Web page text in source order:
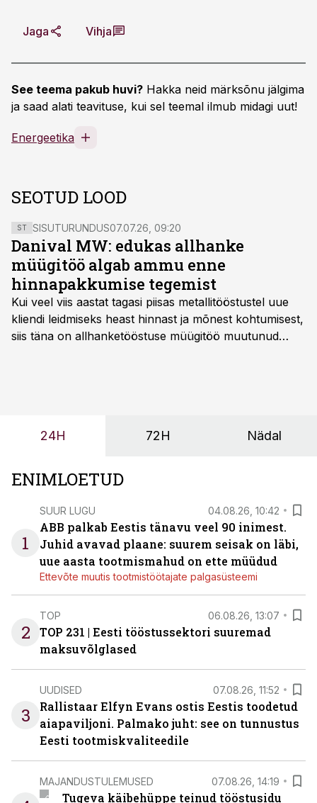
Jaga Vihja
See teema pakub huvi? Hakka neid märksõnu jälgima
ja saad alati teavituse, kui sel teemal ilmub midagi uut!
Energeetika
SEOTUD LOOD
ST SISUTURUNDUS07.07.26, 09:20
Danival MW: edukas allhanke
müügitöö algab ammu enne
hinnapakkumise tegemist
Kui veel viis aastat tagasi piisas metallitööstustel uue
kliendi leidmiseks heast hinnast ja mõnest kohtumisest,
siis täna on allhanketööstuse müügitöö muutunud
24H 72H Nädal
ENIMLOETUD
1
SUUR LUGU 04.08.26, 10:42
ABB palkab Eestis tänavu veel 90 inimest.
Juhid avavad plaane: suurem seisak on läbi,
uue aasta tootmismahud on ette müüdud
Ettevõte muutis tootmistöötajate palgasüsteemi
2
TOP 06.08.26, 13:07
TOP 231 | Eesti tööstussektori suuremad
maksuvõlglased
3
UUDISED 07.08.26, 11:52
Rallistaar Elfyn Evans ostis Eestis toodetud
aiapaviljoni. Palmako juht: see on tunnustus
Eesti tootmiskvaliteedile
MAJANDUSTULEMUSED 07.08.26, 14:19
Tugeva käibehüppe teinud tööstusidu